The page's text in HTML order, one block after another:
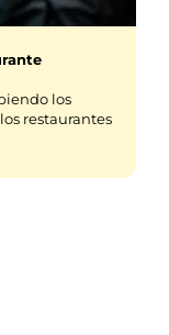
los
restaurantes